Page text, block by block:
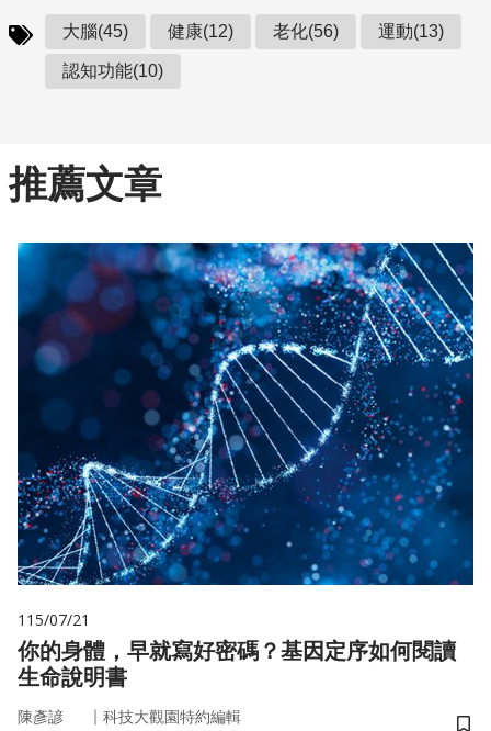
大腦(45) 健康(12) 老化(56) 運動(13)
認知功能(10)
推薦文章
115/07/21
你的身體，早就寫好密碼？基因定序如何閱讀
生命說明書
陳彥諺 ｜ 科技大觀園特約編輯